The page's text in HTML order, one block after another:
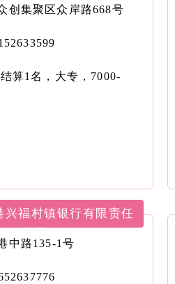
创集聚区众岸路668号
算1名，大专，7000-
兴福村镇银行有限责任
中路135-1号